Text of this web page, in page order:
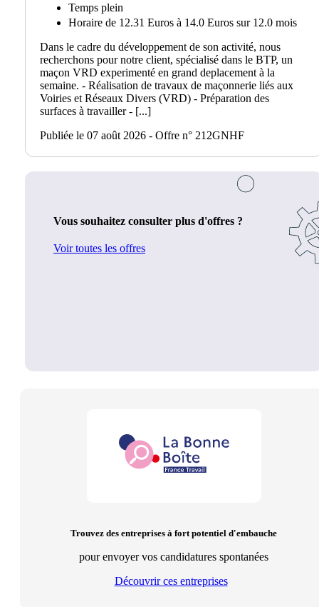
Temps plein
Horaire de 12.31 Euros à 14.0 Euros sur 12.0 mois
Dans le cadre du développement de son activité, nous
recherchons pour notre client, spécialisé dans le BTP, un
maçon VRD experimenté en grand deplacement à la
semaine. - Réalisation de travaux de maçonnerie liés aux
Voiries et Réseaux Divers (VRD) - Préparation des
surfaces à travailler - [...]
Publiée le 07 août 2026 - Offre n° 212GNHF
Vous souhaitez consulter plus d'offres ?
Voir toutes les offres
Trouvez des entreprises à fort potentiel d'embauche
pour envoyer vos candidatures spontanées
Découvrir ces entreprises